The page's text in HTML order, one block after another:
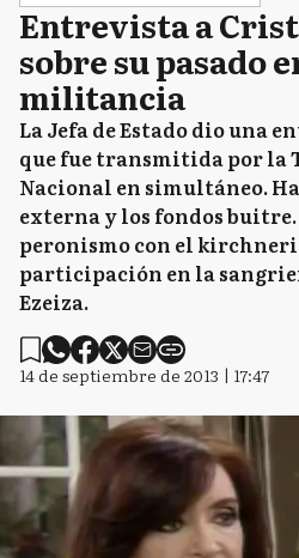
Entrevista a
sobre su pasado
militancia
La Jefa de Estado dio una
que fue transmitida por la
Nacional en simultáneo.
externa y los fondos
peronismo con el
participación en la
Ezeiza.
14 de septiembre de 2013 | 17:47